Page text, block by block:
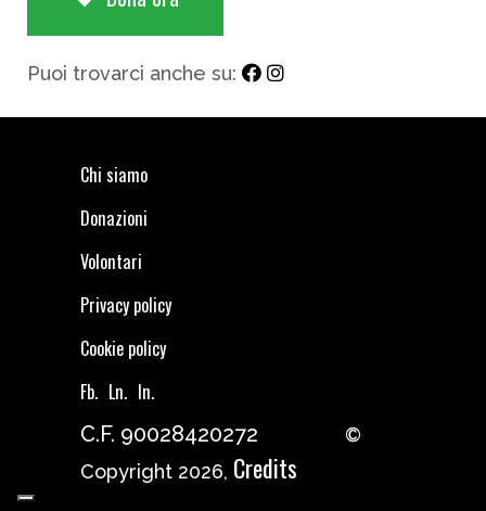
Puoi trovarci anche su:
Chi siamo
Donazioni
Volontari
Privacy policy
Cookie policy
Fb. Ln. In.
C.F. 90028420272
©
Copyright 2026, Credits